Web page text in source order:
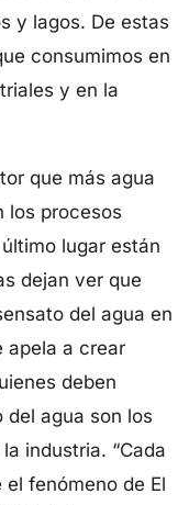
y lagos. De estas
consumimos en
y en la
que más agua
los procesos
lugar están
dejan ver que
del agua en
apela a crear
deben
del agua son los
industria. “Cada
fenómeno de El